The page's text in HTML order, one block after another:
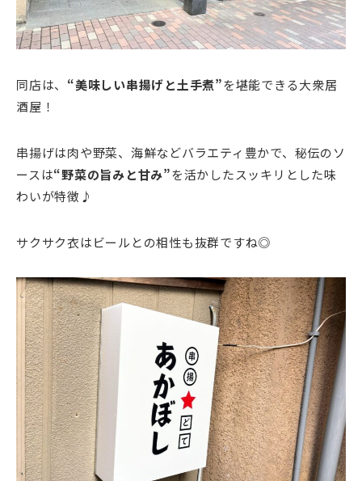
同店は、 “美味しい串揚げと土手煮”を堪能できる大衆居
酒屋！
串揚げは肉や野菜、海鮮などバラエティ豊かで、秘伝のソ
ースは“野菜の旨みと甘み”を活かしたスッキリとした味
わいが特徴♪
サクサク衣はビールとの相性も抜群ですね◎